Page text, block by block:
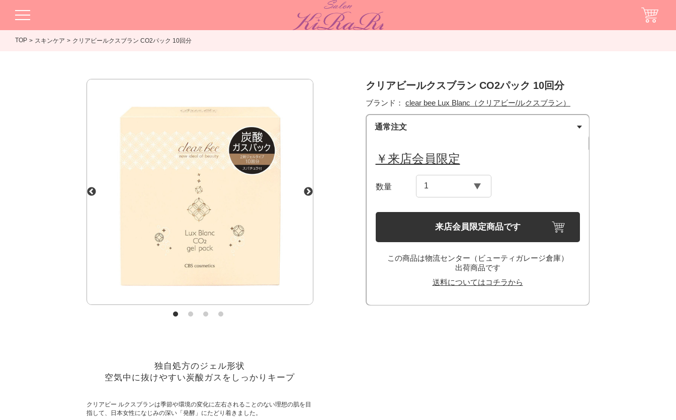
TOP スキンケア クリアビールクスブラン CO2パック 10回分
クリアビールクスブラン CO2パック 10回分
ブランド： clear bee Lux Blanc（クリアビー/ルクスブラン）
通常注文
￥来店会員限定
数量
来店会員限定商品です
この商品は物流センター（ビューティガレージ倉庫）
出荷商品です
送料についてはコチラから
独自処方のジェル形状
空気中に抜けやすい炭酸ガスをしっかりキープ
クリアビー ルクスブランは季節や環境の変化に左右されることのない理想の肌を目
指して、日本女性になじみの深い「発酵」にたどり着きました。